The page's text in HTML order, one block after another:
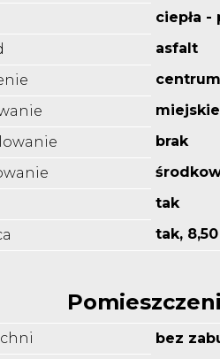
ciepła
asfalt
miejskie
brak
tak
tak,
bez